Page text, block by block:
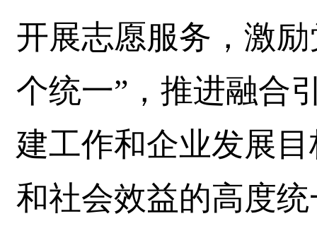
开展志愿服务，激
个统一”，推进融合
建工作和企业发展
和社会效益的高度